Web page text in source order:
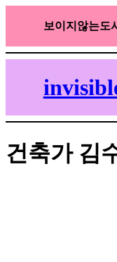
보이지않는도
건축가 김